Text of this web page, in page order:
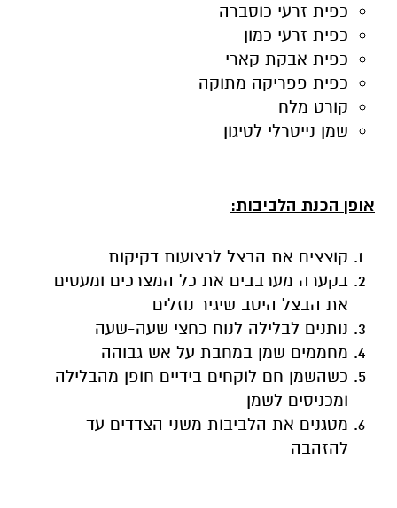
כפית זרעי כוסברה
כפית זרעי כמון
כפית אבקת קארי
כפית פפריקה מתוקה
קורט מלח
שמן נייטרלי לטיגון
אופן הכנת הלביבות:
קוצצים את הבצל לרצועות דקיקות
בקערה מערבבים את כל המצרכים ומעסים
את הבצל היטב שיגיר נוזלים
נותנים לבלילה לנוח כחצי שעה-שעה
מחממים שמן במחבת על אש גבוהה
כשהשמן חם לוקחים בידיים חופן מהבלילה
ומכניסים לשמן
מטגנים את הלביבות משני הצדדים עד
להזהבה